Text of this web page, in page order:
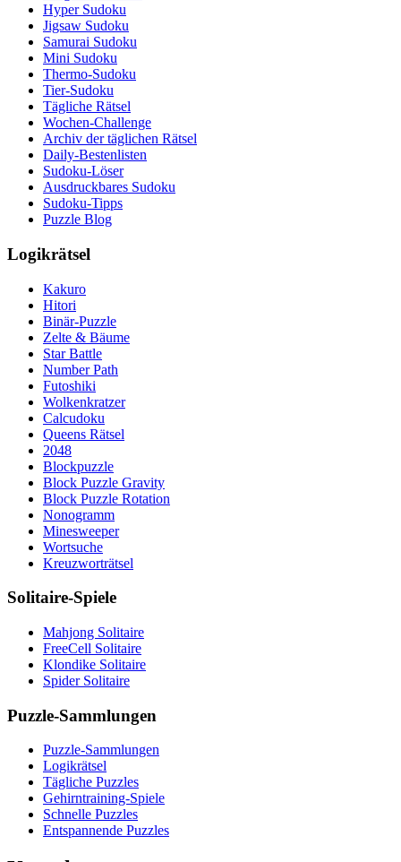
Hyper Sudoku
Jigsaw Sudoku
Samurai Sudoku
Mini Sudoku
Thermo-Sudoku
Tier-Sudoku
Tägliche Rätsel
Wochen-Challenge
Archiv der täglichen Rätsel
Daily-Bestenlisten
Sudoku-Löser
Ausdruckbares Sudoku
Sudoku-Tipps
Puzzle Blog
Logikrätsel
Kakuro
Hitori
Binär-Puzzle
Zelte & Bäume
Star Battle
Number Path
Futoshiki
Wolkenkratzer
Calcudoku
Queens Rätsel
2048
Blockpuzzle
Block Puzzle Gravity
Block Puzzle Rotation
Nonogramm
Minesweeper
Wortsuche
Kreuzworträtsel
Solitaire-Spiele
Mahjong Solitaire
FreeCell Solitaire
Klondike Solitaire
Spider Solitaire
Puzzle-Sammlungen
Puzzle-Sammlungen
Logikrätsel
Tägliche Puzzles
Gehirntraining-Spiele
Schnelle Puzzles
Entspannende Puzzles